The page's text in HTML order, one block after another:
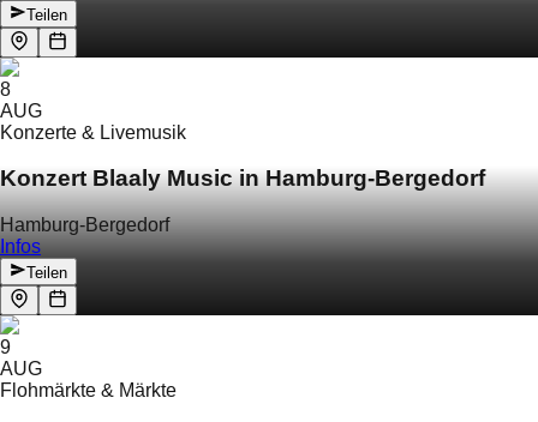
Teilen
8
AUG
Konzerte & Livemusik
Konzert Blaaly Music in Hamburg-Bergedorf
Hamburg-Bergedorf
Infos
Teilen
9
AUG
Flohmärkte & Märkte